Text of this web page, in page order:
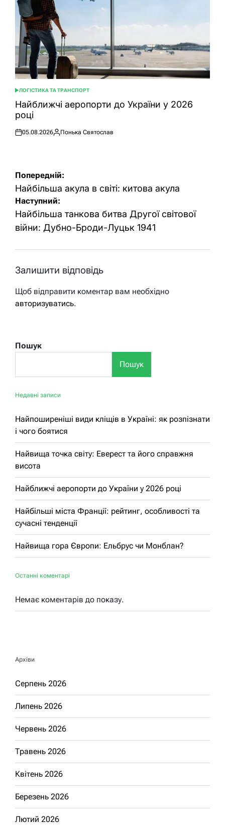
ОПУБЛІКУВАТИ
У
ЛОГІСТИКА ТА ТРАНСПОРТ
Найближчі аеропорти до України у 2026
році
Оприлюднено
05.08.2026
Опубліковано
Понька Святослав
Навігація
записів
Попередній:
Найбільша акула в світі: китова акула
Наступний:
Найбільша танкова битва Другої світової
війни: Дубно-Броди-Луцьк 1941
Залишити відповідь
Щоб відправити коментар вам необхідно
авторизуватись.
Пошук
Пошук
Недавні записи
Найпоширеніші види кліщів в Україні: як розпізнати
і чого боятися
Найвища точка світу: Еверест та його справжня
висота
Найближчі аеропорти до України у 2026 році
Найбільші міста Франції: рейтинг, особливості та
сучасні тенденції
Найвища гора Європи: Ельбрус чи Монблан?
Останні коментарі
Немає коментарів до показу.
Архіви
Серпень 2026
Липень 2026
Червень 2026
Травень 2026
Квітень 2026
Березень 2026
Лютий 2026